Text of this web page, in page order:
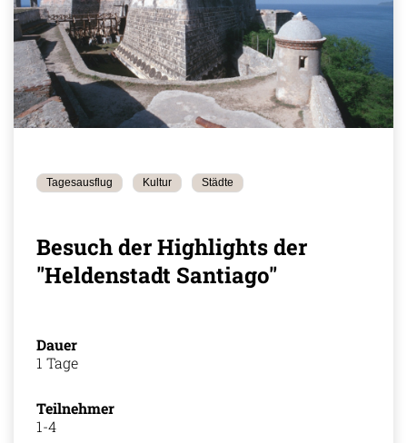
Tagesausflug Kultur Städte
Besuch der Highlights der
"Heldenstadt Santiago"
Dauer
1 Tage
Teilnehmer
1-4